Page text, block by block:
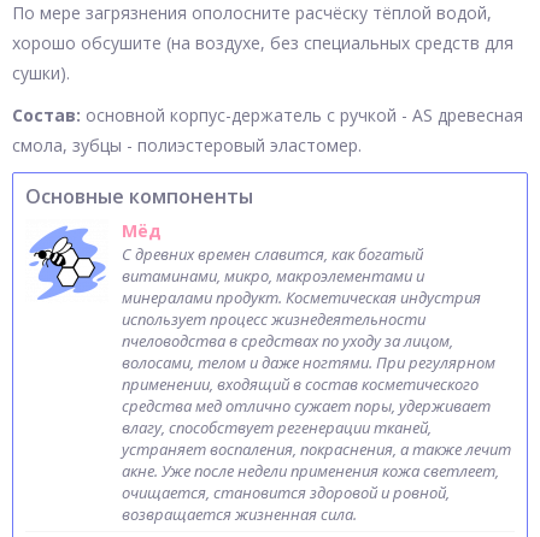
По мере загрязнения ополосните расчёску тёплой водой,
хорошо обсушите (на воздухе, без специальных средств для
сушки).
Состав: основной корпус-держатель с ручкой - AS древесная
смола, зубцы - полиэстеровый эластомер.
Основные компоненты
Мёд
С древних времен славится, как богатый
витаминами, микро, макроэлементами и
минералами продукт. Косметическая индустрия
использует процесс жизнедеятельности
пчеловодства в средствах по уходу за лицом,
волосами, телом и даже ногтями. При регулярном
применении, входящий в состав косметического
средства мед отлично сужает поры, удерживает
влагу, способствует регенерации тканей,
устраняет воспаления, покраснения, а также лечит
акне. Уже после недели применения кожа светлеет,
очищается, становится здоровой и ровной,
возвращается жизненная сила.